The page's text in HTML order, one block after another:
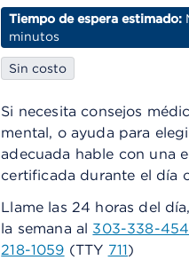
Tiempo de espera estimado:
minutos
Sin costo
Si necesita consejos
mental, o ayuda para
adecuada hable con una
certificada durante el día
Llame las 24 horas del
la semana al 303-338-
218-1059 (TTY 711)